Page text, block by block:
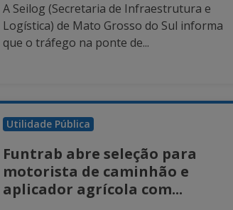
A Seilog (Secretaria de Infraestrutura e
Logística) de Mato Grosso do Sul informa
que o tráfego na ponte de...
Utilidade Pública
Funtrab abre seleção para
motorista de caminhão e
aplicador agrícola com...